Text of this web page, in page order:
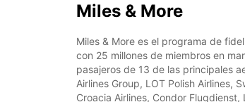
Miles & More
Miles & More es el programa de
con 25 millones de miembros en
pasajeros de 13 de las principales
Airlines Group, LOT Polish Airlines,
Croacia Airlines, Condor Flugdienst,